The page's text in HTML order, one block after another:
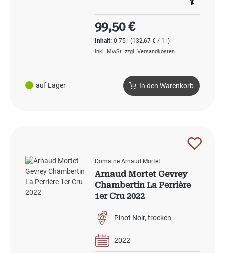
auf Lager
Inhalt:0.75 l(132,67 € / 1 l)
Regulärer Preis:
99,50 €
inkl. MwSt. zzgl. Versandkosten
In den Warenkorb
Domaine Arnaud Mortet
Arnaud Mortet Gevrey
Chambertin La Perrière
1er Cru 2022
Pinot Noir trocken
2022